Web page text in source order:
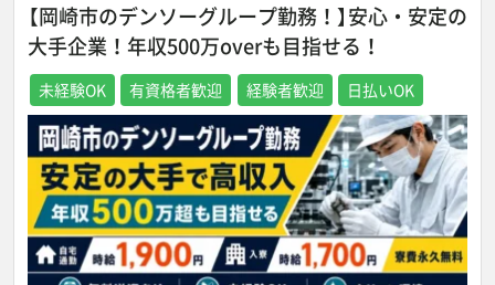
【岡崎市のデンソーグループ勤務！】安心・安定の
大手企業！年収500万overも目指せる！
未経験OK 有資格者歓迎 経験者歓迎 日払いOK